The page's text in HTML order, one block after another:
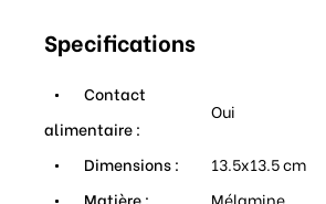
Specifications
Contact
alimentaire :
Oui
Dimensions :
13.5x13.5 cm
Matière :
Mélamine